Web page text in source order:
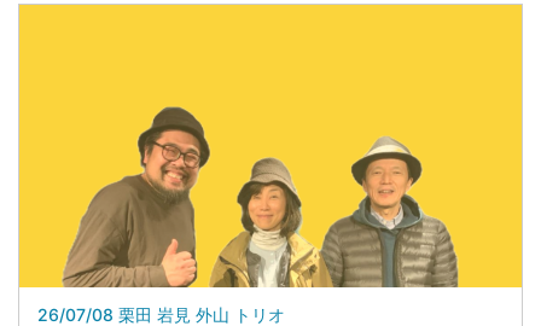
26/07/08 栗田 岩見 外山 トリオ